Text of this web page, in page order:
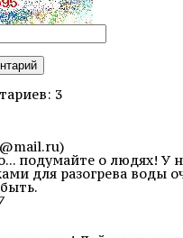
3
подумайте о людях! У
для разогрева воды